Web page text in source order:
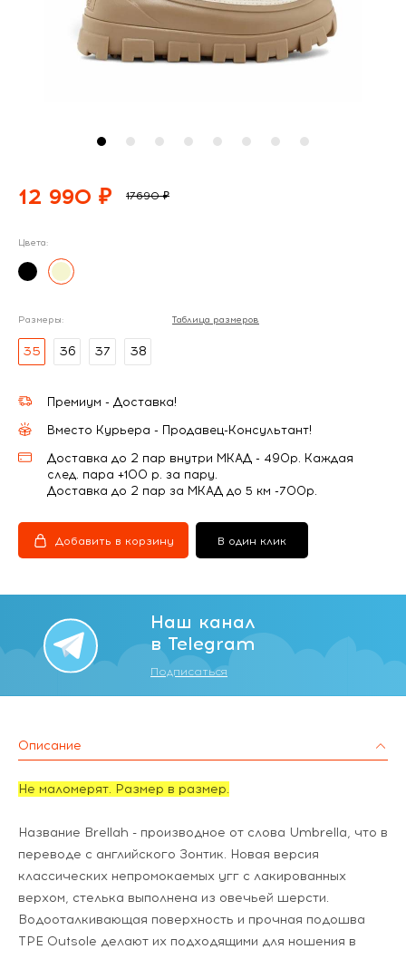
12 990 ₽ 17690 ₽
Цвета:
Размеры: Таблица размеров
35 36 37 38
Премиум - Доставка!
Вместо Курьера - Продавец-Консультант!
Доставка до 2 пар внутри МКАД - 490р. Каждая
след. пара +100 р. за пару.
Доставка до 2 пар за МКАД до 5 км -700р.
Добавить в корзину В один клик
Наш канал
в Telegram
Подписаться
Описание
Не маломерят. Размер в размер.
Название Brellah - производное от слова Umbrella, что в
переводе с английского Зонтик. Новая версия
классических непромокаемых угг с лакированных
верхом, стелька выполнена из овечьей шерсти.
Водооталкивающая поверхность и прочная подошва
TPE Outsole делают их подходящими для ношения в